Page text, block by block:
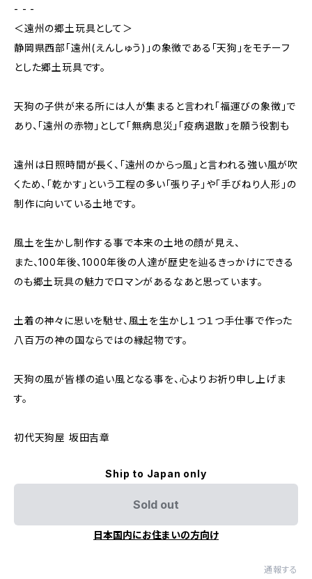
- - -
＜遠州の郷土玩具として＞
静岡県西部「遠州(えんしゅう)」の象徴である「天狗」をモチーフ
とした郷土玩具です。
天狗の子供が来る所には人が集まると言われ「福運びの象徴」で
あり、「遠州の赤物」として「無病息災」「疫病退散」を願う役割も
遠州は日照時間が長く、「遠州のからっ風」と言われる強い風が吹
くため、「乾かす」という工程の多い「張り子」や「手びねり人形」の
制作に向いている土地です。
風土を生かし制作する事で本来の土地の顔が見え、
また、100年後、1000年後の人達が歴史を辿るきっかけにできる
のも郷土玩具の魅力でロマンがあるなあと思っています。
土着の神々に思いを馳せ、風土を生かし１つ１つ手仕事で作った
八百万の神の国ならではの縁起物です。
天狗の風が皆様の追い風となる事を、心よりお祈り申し上げま
す。
初代天狗屋 坂田吉章
Ship to Japan only
Sold out
日本国内にお住まいの方向け
通報する